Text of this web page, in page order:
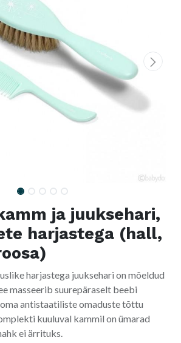
ja juuksehari,
harjastega (hall,
harjastega juuksehari on mõeldud
masseerib suurepäraselt beebi
antistaatiliste omaduste tõttu
kuuluval kammil on ümarad
ei ärrituks.